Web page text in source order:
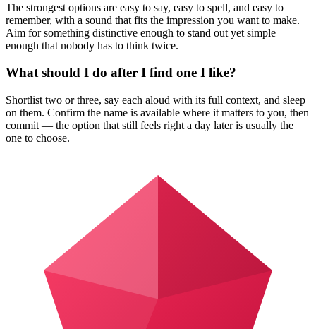
The strongest options are easy to say, easy to spell, and easy to
remember, with a sound that fits the impression you want to make.
Aim for something distinctive enough to stand out yet simple
enough that nobody has to think twice.
What should I do after I find one I like?
Shortlist two or three, say each aloud with its full context, and sleep
on them. Confirm the name is available where it matters to you, then
commit — the option that still feels right a day later is usually the
one to choose.